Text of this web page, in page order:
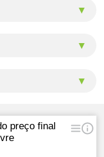
preço final